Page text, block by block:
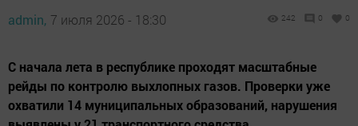
admin, 7 июля 2026 - 18:30 242 0 0
С начала лета в республике проходят масштабные
рейды по контролю выхлопных газов. Проверки уже
охватили 14 муниципальных образований, нарушения